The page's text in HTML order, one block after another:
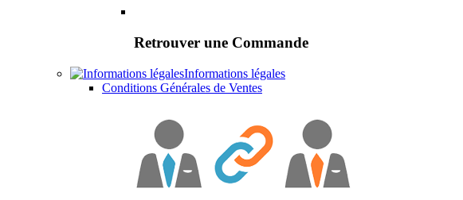
Retrouver une Commande
Informations légales
Conditions Générales de Ventes